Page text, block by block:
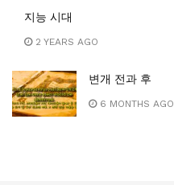
지능 시대
2 YEARS AGO
변개 전과 후
6 MONTHS AGO